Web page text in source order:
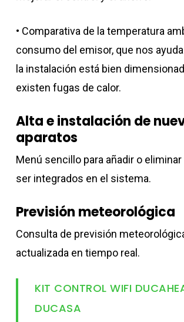
• Comparativa de la temperatura
consumo del emisor, que nos
la instalación está bien
existen fugas de calor.
Alta e instalación de
aparatos
Menú sencillo para añadir o eliminar
ser integrados en el sistema.
Previsión meteorológica
Consulta de previsión
actualizada en tiempo real.
KIT CONTROL WIFI
DUCASA